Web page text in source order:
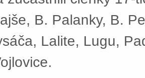
B. Palanky, B.
Lalite, Lugu,